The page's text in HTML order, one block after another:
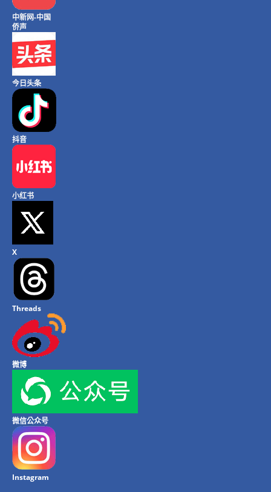
中新网-中国
侨声
今日头条
抖音
小红书
X
Threads
微博
微信公众号
Instagram